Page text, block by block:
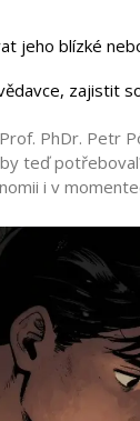
jeho blízké
zajistit
PhDr. Petr
teď
i v